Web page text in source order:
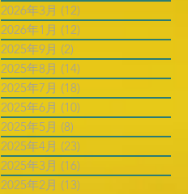
2026年3月 (12)
2026年1月 (12)
2025年9月 (2)
2025年8月 (14)
2025年7月 (18)
2025年6月 (10)
2025年5月 (8)
2025年4月 (23)
2025年3月 (16)
2025年2月 (13)